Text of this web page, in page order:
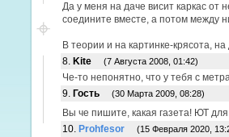
Да у меня на даче висит каркас от
соедините вместе, а потом между
В теории и на картинке-крясота, на
8. Kite (7 Августа 2008, 01:42)
Че-то непонятно, что у тебя с
9. Гость (30 Марта 2009, 08:28)
Вы че пишите, какая газета! ЮТ
10. Prohfesor (15 Февраля 2020,